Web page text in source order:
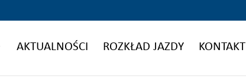
AKTUALNOŚCI ROZKŁAD JAZDY KONTAKT